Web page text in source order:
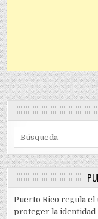
Search for:
Puerto Rico regula
proteger la identidad